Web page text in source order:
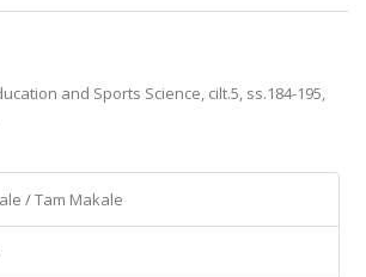
and Sports Science, cilt.5, ss.184-195,
/ Tam Makale